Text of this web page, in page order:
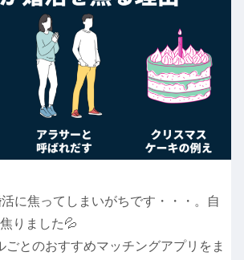
に焦ってしまいがちです・・・。自
りました💦
ごとのおすすめマッチングアプリをま